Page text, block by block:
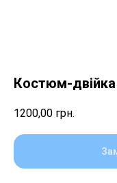
Костюм-
1200,00 грн.